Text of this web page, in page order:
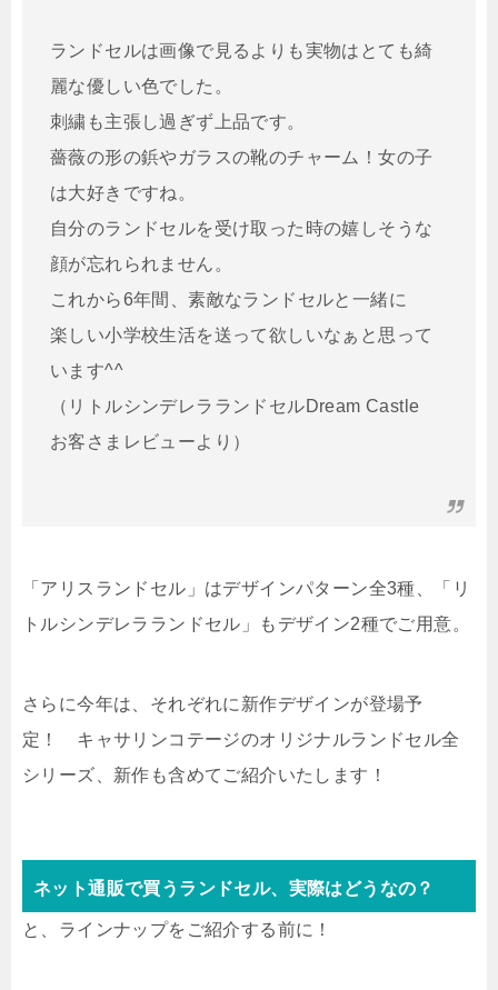
ランドセルは画像で見るよりも実物はとても綺
麗な優しい色でした。
刺繍も主張し過ぎず上品です。
薔薇の形の鋲やガラスの靴のチャーム！女の子
は大好きですね。
自分のランドセルを受け取った時の嬉しそうな
顔が忘れられません。
これから6年間、素敵なランドセルと一緒に
楽しい小学校生活を送って欲しいなぁと思って
います^^
（リトルシンデレラランドセルDream Castle
お客さまレビューより）
「アリスランドセル」はデザインパターン全3種、「リ
トルシンデレラランドセル」もデザイン2種でご用意。
さらに今年は、それぞれに新作デザインが登場予
定！ キャサリンコテージのオリジナルランドセル全
シリーズ、新作も含めてご紹介いたします！
ネット通販で買うランドセル、実際はどうなの？
と、ラインナップをご紹介する前に！